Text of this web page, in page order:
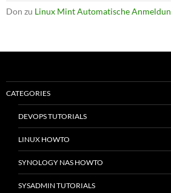
Don zu Linux Mint Automatische
CATEGORIES
DEVOPS TUTORIALS
LINUX HOWTO
SYNOLOGY NAS HOWTO
SYSADMIN TUTORIALS